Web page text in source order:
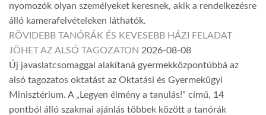
nyomozók olyan személyeket keresnek, akik a rendelkezésre
álló kamerafelvételeken láthatók.
RÖVIDEBB TANÓRÁK ÉS KEVESEBB HÁZI FELADAT
JÖHET AZ ALSÓ TAGOZATON 2026-08-08
Új javaslatcsomaggal alakítaná gyermekközpontúbbá az
alsó tagozatos oktatást az Oktatási és Gyermekügyi
Minisztérium. A „Legyen élmény a tanulás!” című, 14
pontból álló szakmai ajánlás többek között a tanórák